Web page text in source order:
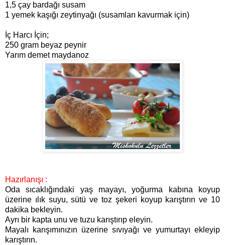
1,5 çay bardağı susam
1 yemek kaşığı zeytinyağı (susamları kavurmak için)
İç Harcı İçin;
250 gram beyaz peynir
Yarım demet maydanoz
Hazırlanışı :
Oda sıcaklığındaki yaş mayayı, yoğurma kabına koyup
üzerine ılık suyu, sütü ve toz şekeri koyup karıştırın ve 10
dakika bekleyin.
Ayrı bir kapta unu ve tuzu karıştırıp eleyin.
Mayalı karışımınızın üzerine sıvıyağı ve yumurtayı ekleyip
karıştırın.